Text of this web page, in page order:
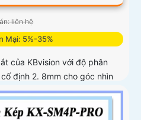
liên hệ
Mại: 5%-35%
của KBvision với độ phân
định 2. 8mm cho góc nhìn
điều khiển từ xa góc